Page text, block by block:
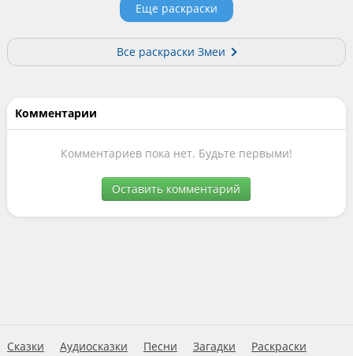
Еще раскраски
Все раскраски Змеи
Комментарии
Комментариев пока нет. Будьте первыми!
Оставить комментарий
Сказки Аудиосказки Песни Загадки Раскраски